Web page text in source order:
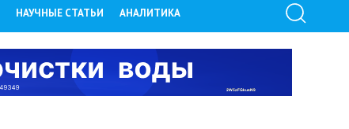
НАУЧНЫЕ СТАТЬИ АНАЛИТИКА